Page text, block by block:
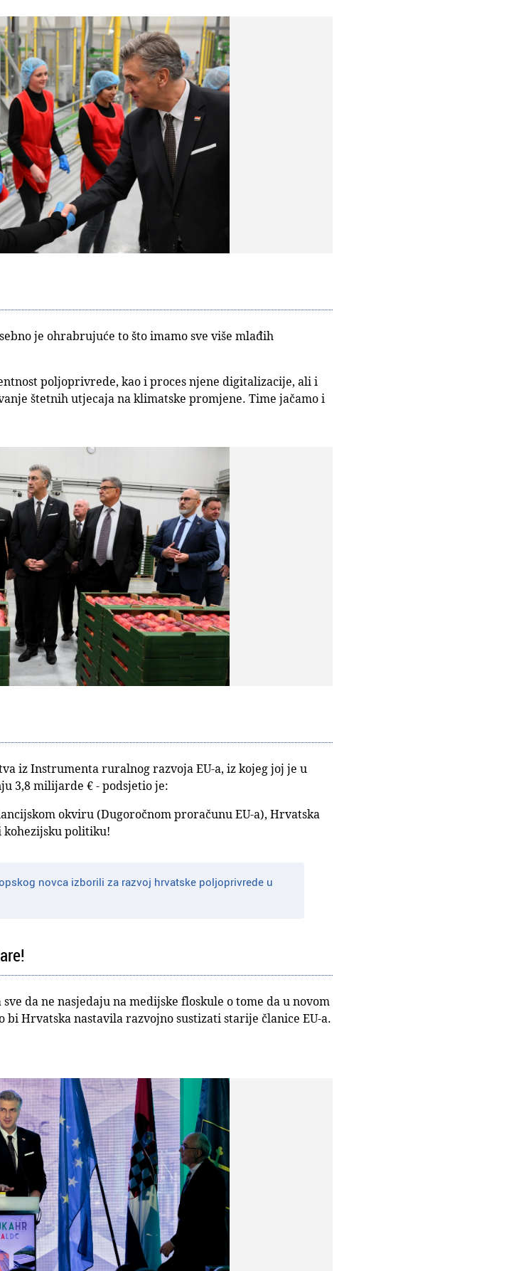
je ohrabrujuće to što imamo sve više mlađih
poljoprivrede, kao i proces njene digitalizacije, ali i
štetnih utjecaja na klimatske promjene. Time jačamo i
iz Instrumenta ruralnog razvoja EU-a, iz kojeg joj je u
3,8 milijarde € - podsjetio je:
okviru (Dugoročnom proračunu EU-a), Hrvatska
politiku!
novca izborili za razvoj hrvatske poljoprivrede u
da ne nasjedaju na medijske floskule o tome da u novom
bi Hrvatska nastavila razvojno sustizati starije članice EU-a.